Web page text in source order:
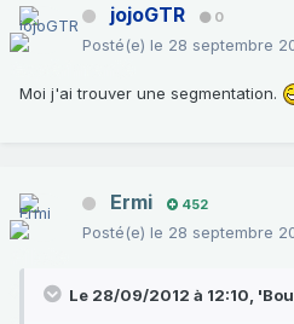
jojoGTR 0
Posté(e) le 28 septembre
Moi j'ai trouver une segmentation.
Ermi 452
Posté(e) le 28 septembre
Le 28/09/2012 à 12:10,